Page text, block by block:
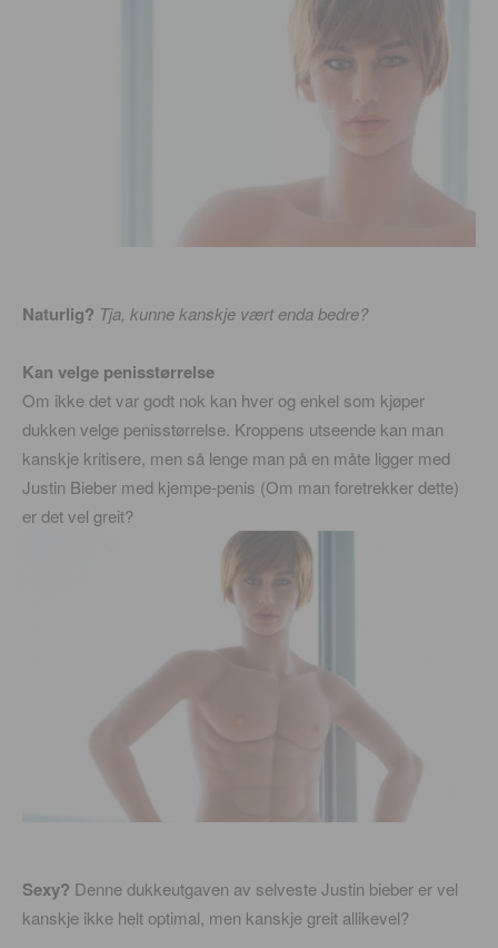
Naturlig? Tja, kunne kanskje vært enda bedre?
Kan velge penisstørrelse
Om ikke det var godt nok kan hver og enkel som kjøper
dukken velge penisstørrelse. Kroppens utseende kan man
kanskje kritisere, men så lenge man på en måte ligger med
Justin Bieber med kjempe-penis (Om man foretrekker dette)
er det vel greit?
Sexy? Denne dukkeutgaven av selveste Justin bieber er vel
kanskje ikke helt optimal, men kanskje greit allikevel?